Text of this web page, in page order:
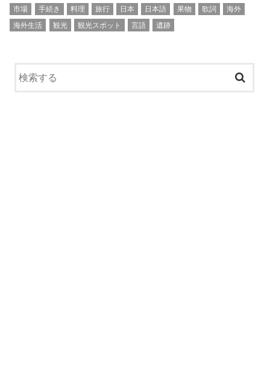
市場
手続き 料理 旅行 日本 日本語 果物 歌詞
海外
海外生活
観光 観光スポット 言語 遺跡